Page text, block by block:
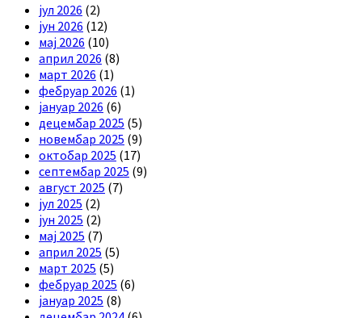
јул 2026 (2)
јун 2026 (12)
мај 2026 (10)
април 2026 (8)
март 2026 (1)
фебруар 2026 (1)
јануар 2026 (6)
децембар 2025 (5)
новембар 2025 (9)
октобар 2025 (17)
септембар 2025 (9)
август 2025 (7)
јул 2025 (2)
јун 2025 (2)
мај 2025 (7)
април 2025 (5)
март 2025 (5)
фебруар 2025 (6)
јануар 2025 (8)